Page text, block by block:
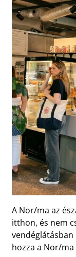
A Nor/ma az
itthon, és nem
vendéglátásban
hozza a Nor/ma